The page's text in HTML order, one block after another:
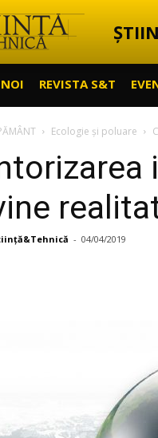
Știință
Tehnică
NOI REVISTA S&T
Ecologie și poluare
- 04/04/2019